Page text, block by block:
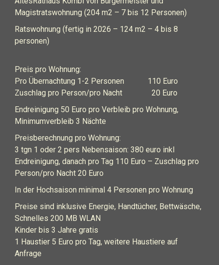
Magistratswohnung (204 m2 – 7 bis 12 Personen)
Ratswohnung (fertig in 2026 – 124 m2 – 4 bis 8
personen)
Preis pro Wohnung:
Pro Übernachtung 1-2 Personen 110 Euro
Zuschlag pro Person/pro Nacht 20 Euro
Endreinigung 50 Euro pro Verbleib pro Wohnung,
Minimumverbleib 3 Nächte
Preisberechnung pro Wohnung:
3 tgn 1 oder 2 pers Nebensaison: 380 euro inkl
Endreinigung, danach pro Tag 110 Euro – Zuschlag pro
Person/pro Nacht 20 Euro
In der Hochsaison minimal 4 Personen pro Wohnung
Preise sind inklusive Energie, Handtücher, Bettwäsche,
Schnelles 200 MB WLAN
Kinder bis 3 Jahre gratis
1 Haustier 5 Euro pro Tag, weitere Haustiere auf
Anfrage